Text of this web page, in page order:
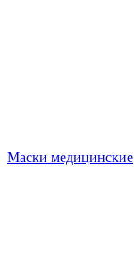
Маски медицинские